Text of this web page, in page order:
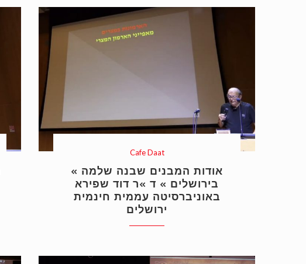
Cafe Daat
« אודות המבנים שבנה שלמה
בירושלים » ד »ר דוד שפירא
באוניברסיטה עממית חינמית
ירושלים